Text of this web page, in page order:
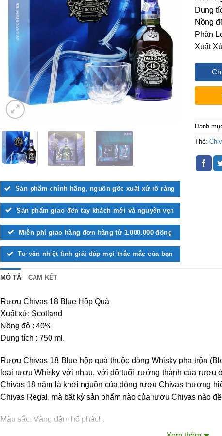
Sản phẩm chính hãng, nguồn gốc xuất xứ rõ ràng
Sản phẩm giao đến tay khách mới và nguyên vẹn
Miễn phí giao hàng đơn hàng từ 1.000.000 đồng
Tư vấn nhiệt tình giải đáp mọi thắc mắc của bạn
Dung
Nồng
Phân
Xuất
Danh
Thẻ:
MÔ TẢ CAM KẾT
Rượu Chivas 18 Blue Hộp Quà
Xuất xứ: Scotland
Nồng độ : 40%
Dung tích : 750 ml.
Rượu Chivas 18 Blue hộp quà thuộc dòng Whisky pha trộn
loại rượu Whisky với nhau, với độ tuổi trưởng thành của rượu
Chivas 18 năm là khởi nguồn của dòng rượu Chivas thương
Chivas Regal, mà bất kỳ sản phẩm nào của rượu Chivas nào
Màu sắc: Vàng đậm hổ phách.
Mùi: Hương thơm nhiều lớp với hương trái cây khô và kẹo bơ.